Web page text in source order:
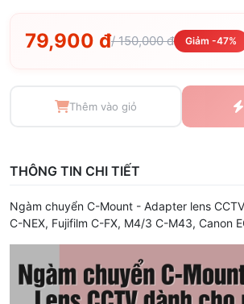
79,900 đ/ 150,000 đ Giảm -47%
Thêm vào giỏ
THÔNG TIN CHI TIẾT
Ngàm chuyển C-Mount - Adapter lens
C-NEX, Fujifilm C-FX, M4/3 C-M43, Canon